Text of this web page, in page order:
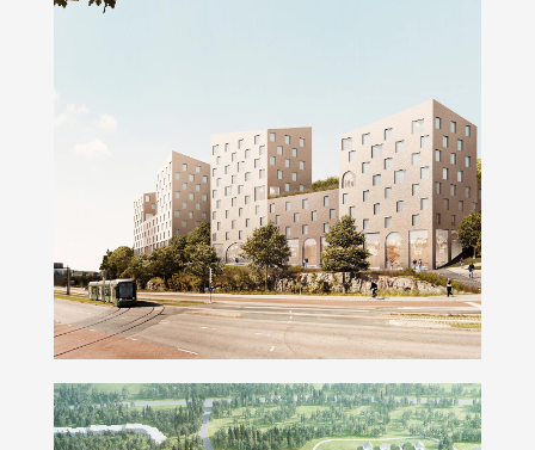
Kumpulanmäen korttelit